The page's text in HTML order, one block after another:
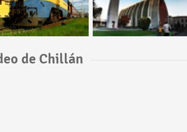
de Chillán